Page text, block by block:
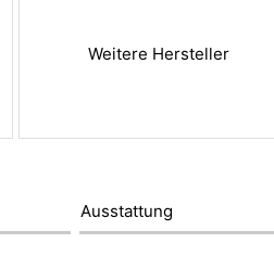
Weitere Hersteller
Ausstattung